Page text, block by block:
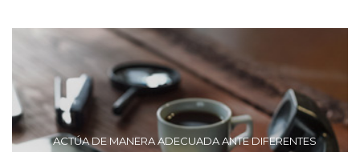
ACTÚA DE MANERA ADECUADA ANTE DIFERENTES